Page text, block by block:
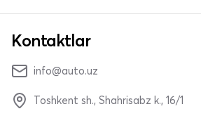
Kontaktlar
info@auto.uz
Toshkent sh., Shahrisabz k., 16/1